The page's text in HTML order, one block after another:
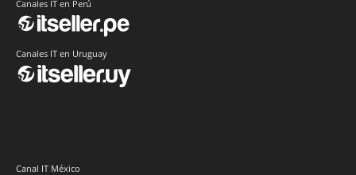
Canales IT en Perú
Canales IT en Uruguay
Canal IT México